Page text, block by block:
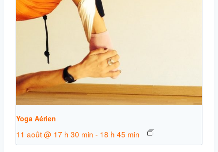
Yoga Aérien
11 août @ 17 h 30 min - 18 h 45 min